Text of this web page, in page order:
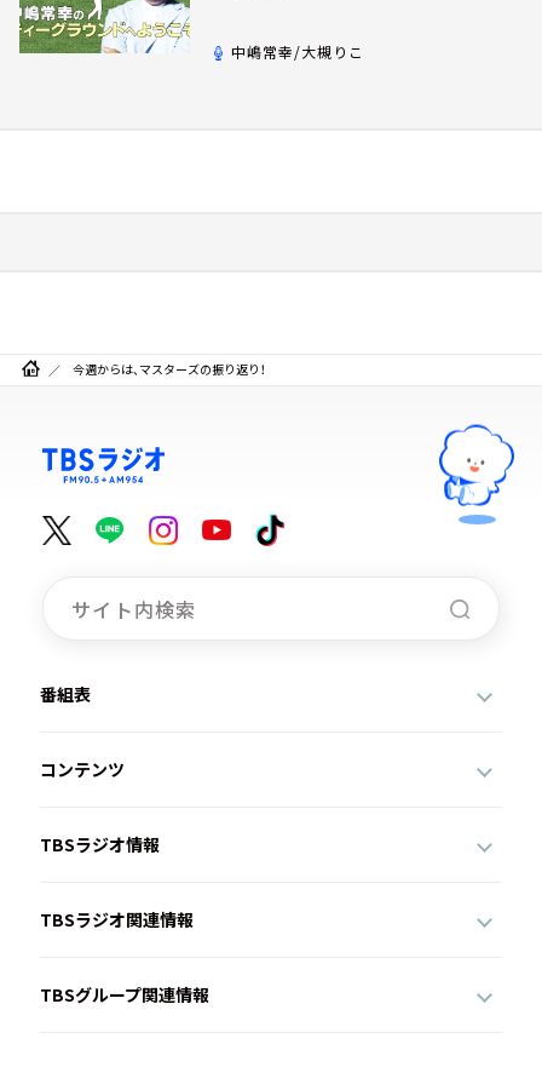
中嶋常幸/大槻りこ
今週からは、マスターズの振り返り！
番組表
コンテンツ
TBSラジオ情報
TBSラジオ関連情報
TBSグループ関連情報